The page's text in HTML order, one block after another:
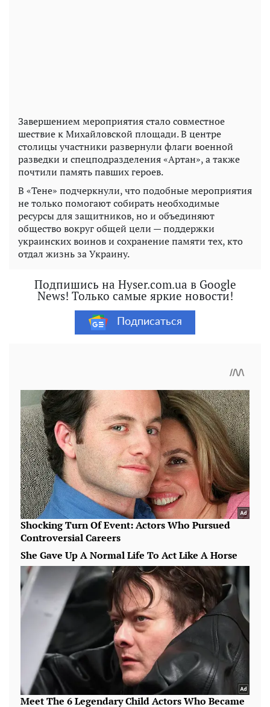
Завершением мероприятия стало совместное
шествие к Михайловской площади. В центре
столицы участники развернули флаги военной
разведки и спецподразделения «Артан», а также
почтили память павших героев.
В «Тене» подчеркнули, что подобные мероприятия
не только помогают собирать необходимые
ресурсы для защитников, но и объединяют
общество вокруг общей цели — поддержки
украинских воинов и сохранение памяти тех, кто
отдал жизнь за Украину.
Подпишись на Hyser.com.ua в Google
News! Только самые яркие новости!
Подписаться